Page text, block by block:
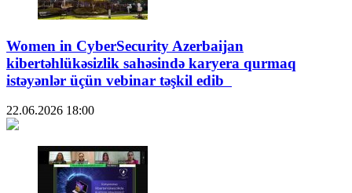
Women in CyberSecurity Azerbaijan
kibertəhlükəsizlik sahəsində karyera qurmaq
istəyənlər üçün vebinar təşkil edib
22.06.2026 18:00